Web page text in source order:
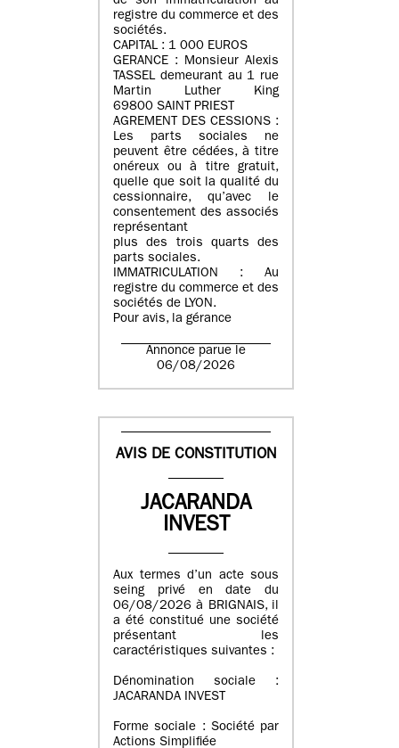
registre du commerce et des
sociétés.
CAPITAL : 1 000 EUROS
GERANCE : Monsieur Alexis
TASSEL demeurant au 1 rue
Martin Luther King
69800 SAINT PRIEST
AGREMENT DES CESSIONS :
Les parts sociales ne
peuvent être cédées, à titre
onéreux ou à titre gratuit,
quelle que soit la qualité du
cessionnaire, qu’avec le
consentement des associés
représentant
plus des trois quarts des
parts sociales.
IMMATRICULATION : Au
registre du commerce et des
sociétés de LYON.
Pour avis, la gérance
Annonce parue le
06/08/2026
AVIS DE CONSTITUTION
JACARANDA
INVEST
Aux termes d’un acte sous
seing privé en date du
06/08/2026 à BRIGNAIS, il
a été constitué une société
présentant les
caractéristiques suivantes :
Dénomination sociale :
JACARANDA INVEST
Forme sociale : Société par
Actions Simplifiée